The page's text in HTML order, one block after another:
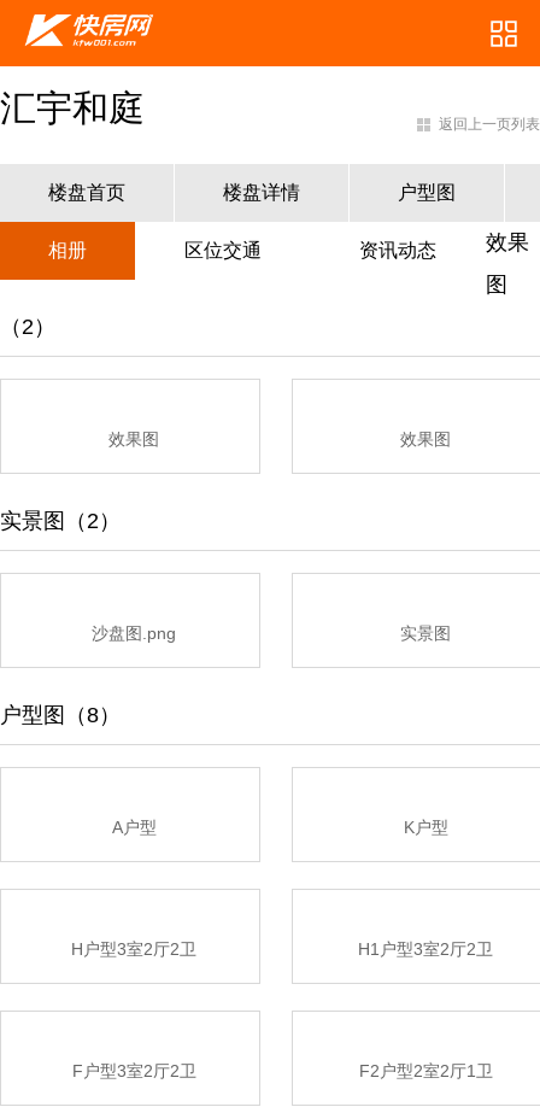
汇宇和庭 返回上一页列表
楼盘首页 楼盘详情 户型图
相册 区位交通 资讯动态
效果
图
（2）
效果图 效果图
实景图（2）
沙盘图.png 实景图
户型图（8）
A户型 K户型
H户型3室2厅2卫 H1户型3室2厅2卫
F户型3室2厅2卫 F2户型2室2厅1卫